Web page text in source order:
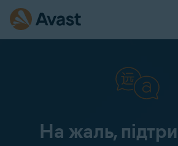
На жаль,